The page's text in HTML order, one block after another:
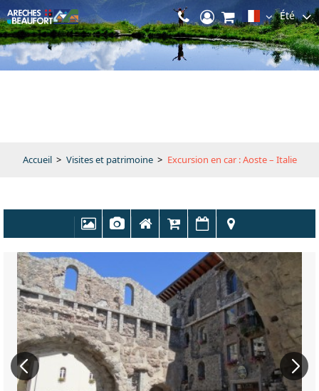
Été
Accueil > Visites et patrimoine > Excursion en car : Aoste – Italie